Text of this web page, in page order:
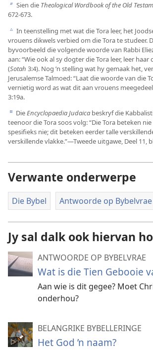
b Sien die Theological Wordbook of the Old
672-673.
c In teenstelling met wat die Tora leer, het
vrouens dikwels verbied om die Tora te studeer.
byvoorbeeld die volgende woorde van Rabbi
aan: “Wie ook al sy dogter die Tora leer, leer
(Sotah 3:4). Nog ’n stelling wat hy gemaak het,
Jerusalemse Talmoed: “Laat die woorde van die
vernietig word as wat dit aan vrouens
3:19a.
d DieEncyclopaedia Judaica beskryf die
teenoor die Tora soos volg: “Die Tora beteken
spesifieks nie; dit beteken eerder talle
verskillende vlakke.”—Tweede uitgawe, Deel 11,
Verwante onderwerpe
Die Bybel Antwoorde op Bybelvrae
Jy sal dalk ook hiervan
ANTWOORDE OP BYBELVRAE
Wat is die Tien Gebooie
Aan wie is dit gegee? Moet
onderhou?
BELANGRIKE BYBELLERINGE
Het God ’n naam?